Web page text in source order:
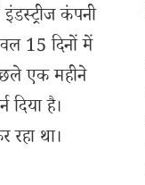
कंपनी
15 दिनों में
एक महीने
है।
था।